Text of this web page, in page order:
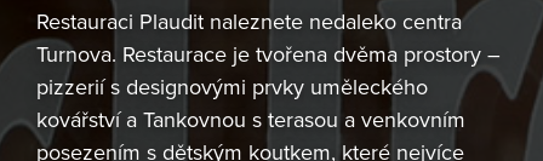
Restauraci Plaudit naleznete nedaleko centra
Turnova. Restaurace je tvořena dvěma prostory –
pizzerií s designovými prvky uměleckého
kovářství a Tankovnou s terasou a venkovním
posezením s dětským koutkem, které nejvíce